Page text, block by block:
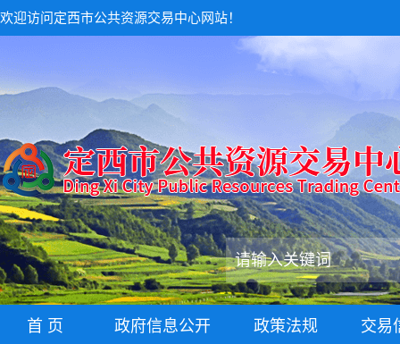
欢迎访问定西市公共资源交易中心网站！
首 页 政府信息公开 政策法规 交易